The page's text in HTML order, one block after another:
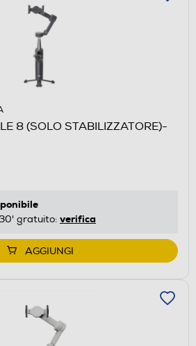
8 (SOLO STABILIZZATORE)-
gratuito: verifica
AGGIUNGI